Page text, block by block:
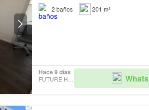
2 baños 201 m²
Hace 9 días